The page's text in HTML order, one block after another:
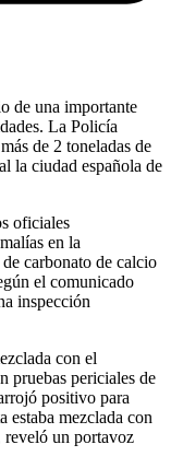
de una importante
La Policía
de 2 toneladas de
la ciudad española de
oficiales
en la
carbonato de calcio
el comunicado
inspección
con el
pruebas periciales de
positivo para
estaba mezclada con
reveló un portavoz